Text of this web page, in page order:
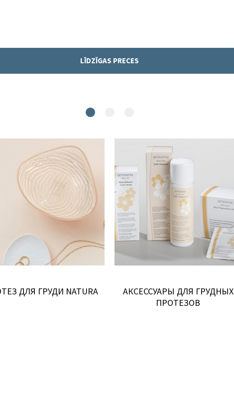
LĪDZĪGAS PRECES
ДЛЯ ГРУДИ NATURA
АКСЕССУАРЫ ДЛЯ ГРУДНЫХ
ПРОТЕЗОВ